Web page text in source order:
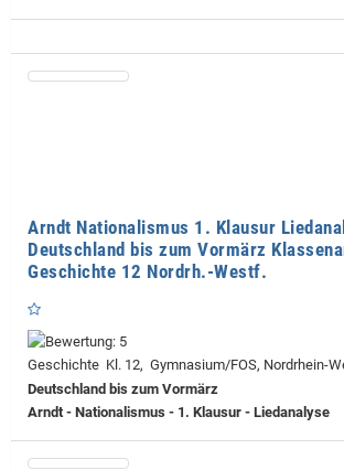
Arndt Nationalismus 1. Klausur
Deutschland bis zum Vormärz
Geschichte 12 Nordrh.-Westf.
Geschichte Kl. 12, Gymnasium/FOS, Nordrhein-
Deutschland bis zum Vormärz
Arndt - Nationalismus - 1. Klausur - Liedanalyse